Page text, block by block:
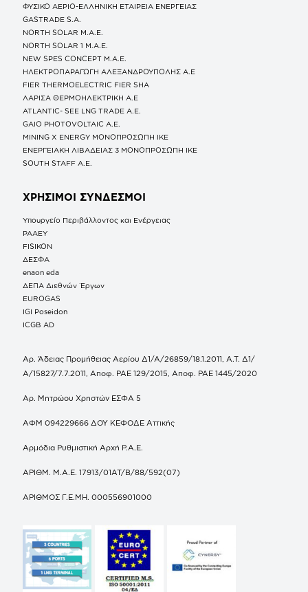
ΦΥΣΙΚΟ ΑΕΡΙΟ-ΕΛΛΗΝΙΚΗ ΕΤΑΙΡΕΙΑ ΕΝΕΡΓΕΙΑΣ
GASTRADE S.A.
NORTH SOLAR M.Α.Ε.
NORTH SOLAR 1 M.Α.Ε.
NEW SPES CONCEPT Μ.Α.Ε.
ΗΛΕΚΤΡΟΠΑΡΑΓΩΓΗ ΑΛΕΞΑΝΔΡΟΥΠΟΛΗΣ A.E
FIER THERMOELECTRIC FIER SHA
ΛΑΡΙΣΑ ΘΕΡΜΟΗΛΕΚΤΡΙΚΗ A.E
ATLANTIC- SEE LNG TRADE A.E.
GAIO PHOTOVOLTAIC Α.Ε.
MINING X ENERGY ΜΟΝΟΠΡΟΣΩΠΗ ΙΚΕ
ΕΝΕΡΓΕΙΑΚΗ ΛΙΒΑΔΕΙΑΣ 3 ΜΟΝΟΠΡΟΣΩΠΗ ΙΚΕ
SOUTH STAFF Α.Ε.
ΧΡΗΣΙΜΟΙ ΣΥΝΔΕΣΜΟΙ
Υπουργείο Περιβάλλοντος και Ενέργειας
ΡΑΑΕΥ
FISIKON
ΔΕΣΦΑ
enaon eda
ΔΕΠΑ Διεθνών Έργων
EUROGAS
IGI Poseidon
ICGB AD
Αρ. Άδειας Προμήθειας Αερίου Δ1/Α/26859/18.1.2011, Α.Τ. Δ1/
Α/15827/7.7.2011, Αποφ. ΡΑΕ 129/2015, Αποφ. ΡΑΕ 1445/2020
Αρ. Μητρώου Χρηστών ΕΣΦΑ 5
ΑΦΜ 094229666 ΔΟΥ ΚΕΦΟΔΕ Αττικής
Αρμόδια Ρυθμιστική Αρχή Ρ.Α.Ε.
ΑΡΙΘΜ. Μ.Α.Ε. 17913/01ΑΤ/Β/88/592(07)
ΑΡΙΘΜΟΣ Γ.Ε.ΜΗ. 000556901000